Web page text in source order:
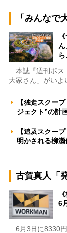
「みんなで
ん
本誌『週刊ポス
大家さん」がいよ
【独走スクー
ジェクト”の計
【追及スクー
明かされる柳
古賀真人「
6
6月3日に8330円